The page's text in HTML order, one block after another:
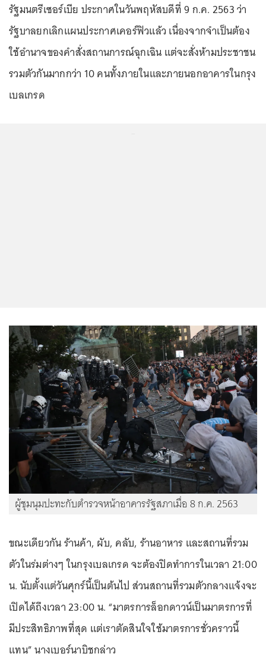
รัฐมนตรีเซอร์เบีย ประกาศในวันพฤหัสบดีที่ 9 ก.ค. 2563 ว่า
รัฐบาลยกเลิกแผนประกาศเคอร์ฟิวแล้ว เนื่องจากจำเป็นต้อง
ใช้อำนาจของคำสั่งสถานการณ์ฉุกเฉิน แต่จะสั่งห้ามประชาชน
รวมตัวกันมากกว่า 10 คนทั้งภายในและภายนอกอาคารในกรุง
เบลเกรด
ผู้ชุมนุมปะทะกับตำรวจหน้าอาคารรัฐสภาเมื่อ 8 ก.ค. 2563
ขณะเดียวกัน ร้านค้า, ผับ, คลับ, ร้านอาหาร และสถานที่รวม
ตัวในร่มต่างๆ ในกรุงเบลเกรด จะต้องปิดทำการในเวลา 21:00
น. นับตั้งแต่วันศุกร์นี้เป็นต้นไป ส่วนสถานที่รวมตัวกลางแจ้งจะ
เปิดได้ถึงเวลา 23:00 น. “มาตรการล็อกดาวน์เป็นมาตรการที่
มีประสิทธิภาพที่สุด แต่เราตัดสินใจใช้มาตรการชั่วคราวนี้
แทน” นางเบอร์นาบิชกล่าว